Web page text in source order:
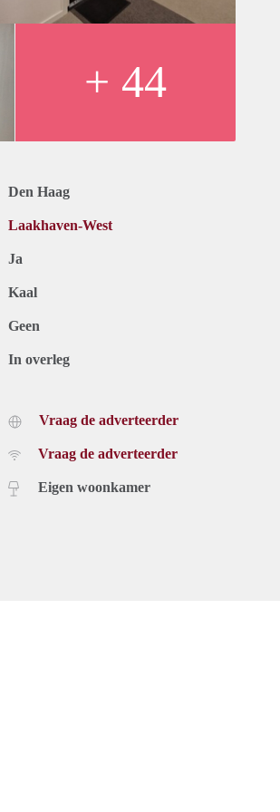
settle here.
+ 44
Den Haag
Laakhaven-West
Ja
Kaal
Geen
In overleg
Vraag de adverteerder
Vraag de adverteerder
Eigen woonkamer